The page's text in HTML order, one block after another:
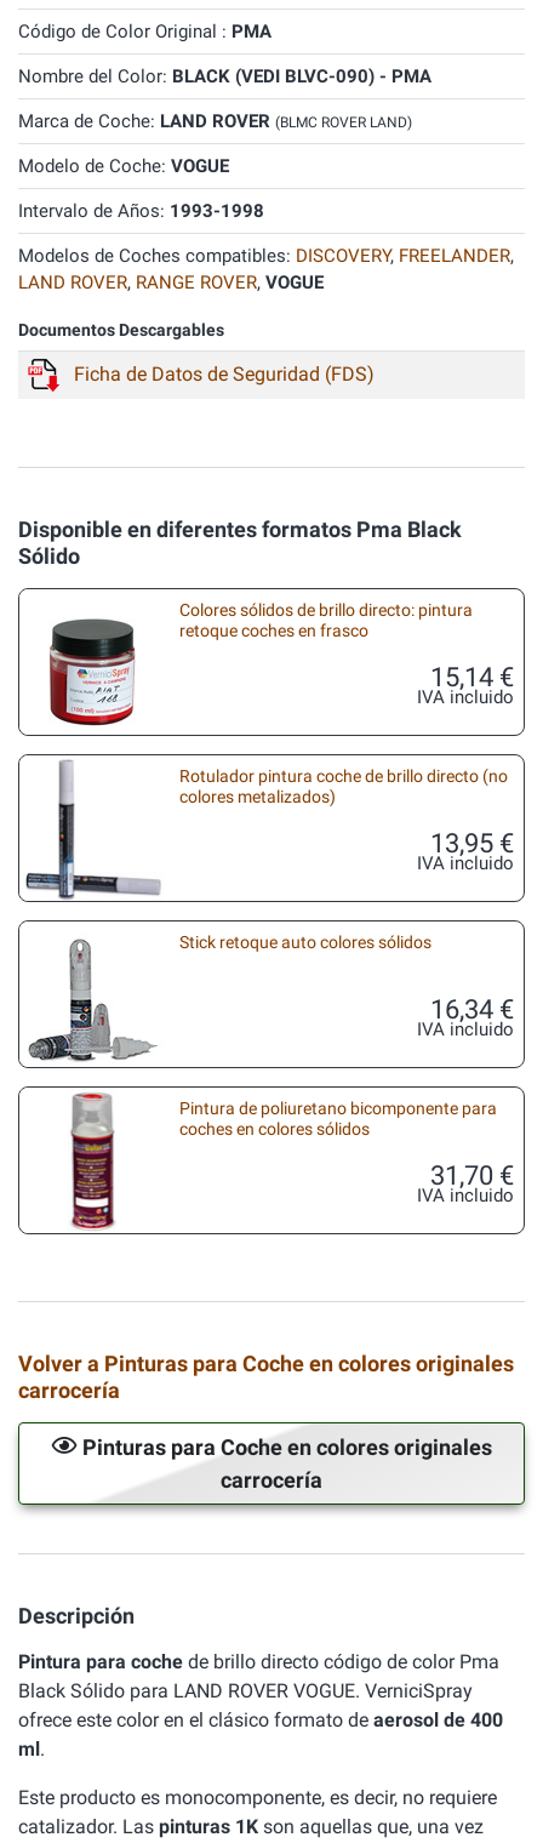
Código de Color Original : PMA
Nombre del Color: BLACK (VEDI BLVC-090) - PMA
Marca de Coche: LAND ROVER (BLMC ROVER LAND)
Modelo de Coche: VOGUE
Intervalo de Años: 1993-1998
Modelos de Coches compatibles: DISCOVERY, FREELANDER,
LAND ROVER, RANGE ROVER, VOGUE
Documentos Descargables
Ficha de Datos de Seguridad (FDS)
Disponible en diferentes formatos Pma Black
Sólido
Colores sólidos de brillo directo: pintura
retoque coches en frasco
15,14 €
IVA incluido
Rotulador pintura coche de brillo directo (no
colores metalizados)
13,95 €
IVA incluido
Stick retoque auto colores sólidos
16,34 €
IVA incluido
Pintura de poliuretano bicomponente para
coches en colores sólidos
31,70 €
IVA incluido
Volver a Pinturas para Coche en colores originales
carrocería
Pinturas para Coche en colores originales
carrocería
Descripción
Pintura para coche de brillo directo código de color Pma
Black Sólido para LAND ROVER VOGUE. VerniciSpray
ofrece este color en el clásico formato de aerosol de 400
ml.
Este producto es monocomponente, es decir, no requiere
catalizador. Las pinturas 1K son aquellas que, una vez